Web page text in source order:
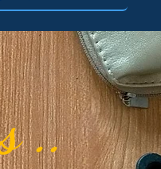
..